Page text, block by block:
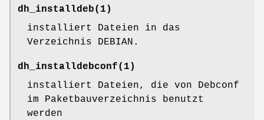
dh_installdeb(1)
installiert Dateien in das
Verzeichnis DEBIAN.
dh_installdebconf(1)
installiert Dateien, die von Debconf
im Paketbauverzeichnis benutzt
werden